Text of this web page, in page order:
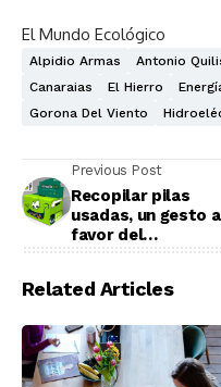
El Mundo Ecológico
Alpidio Armas Antonio
Canaraias
El Hierro
Gorona Del Viento
Previous Post
Recopilar pilas
usadas, un gesto a
favor del
Related Articles